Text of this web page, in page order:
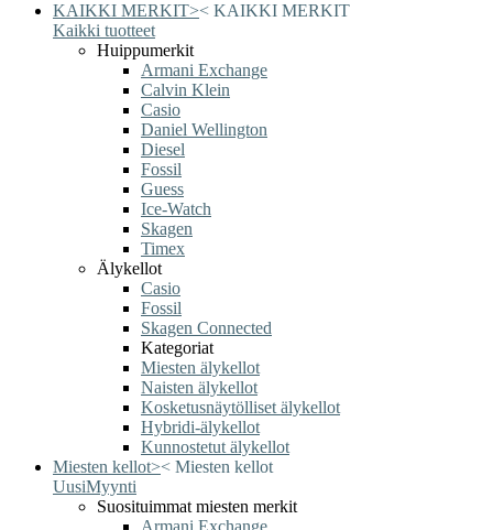
KAIKKI MERKIT>< KAIKKI MERKIT
Kaikki tuotteet
Huippumerkit
Armani Exchange
Calvin Klein
Casio
Daniel Wellington
Diesel
Fossil
Guess
Ice-Watch
Skagen
Timex
Älykellot
Casio
Fossil
Skagen Connected
Kategoriat
Miesten älykellot
Naisten älykellot
Kosketusnäytölliset älykellot
Hybridi-älykellot
Kunnostetut älykellot
Miesten kellot>< Miesten kellot
UusiMyynti
Suosituimmat miesten merkit
Armani Exchange